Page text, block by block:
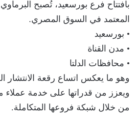
بافتتاح فرع بورسعيد، تُصبح
المعتمد في السوق المصري.
• بورسعيد
• مدن القناة
• محافظات الدلتا
وهو ما يعكس اتساع رقعة الانتشار
ويعزز من قدراتها على خدمة
من خلال شبكة فروعها المتكاملة.